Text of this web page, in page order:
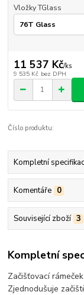
Vložky TGlass
11 537 Kč/ks
9 535 Kč bez DPH
Číslo produktu:
Kompletní
Komentáře 0
Související zboží 3
Kompletní
Začišťovací
Zjednodušuje